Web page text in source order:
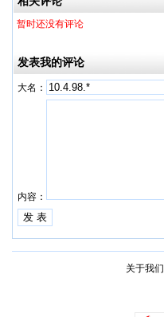
暂时还没有评论
发表我的评论
大名：
内容：
关于我们